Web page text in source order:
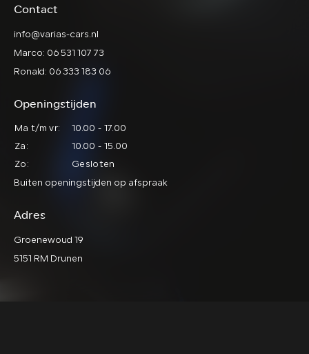
Contact
info@varias-cars.nl
Marco: 06 531 107 73
Ronald: 06 333 183 06
Openingstijden
Ma t/m vr:
10.00 - 17.00
Za:
10.00 - 15.00
Zo:
Gesloten
Buiten openingstijden op afspraak
Adres
Groenewoud 19
5151 RM Drunen